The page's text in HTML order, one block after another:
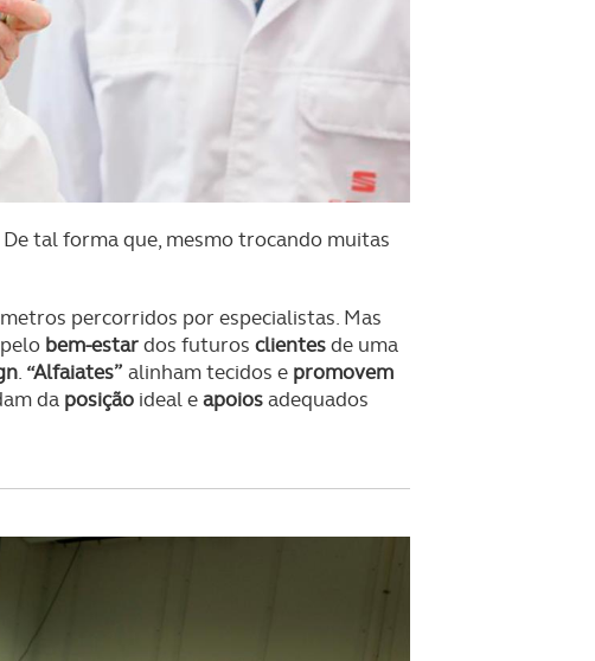
De tal forma que, mesmo trocando muitas
percorridos por especialistas. Mas
bem-estardos futuros clientesde uma
. “Alfaiates” alinham tecidos e promovem
da posição ideal eapoiosadequados